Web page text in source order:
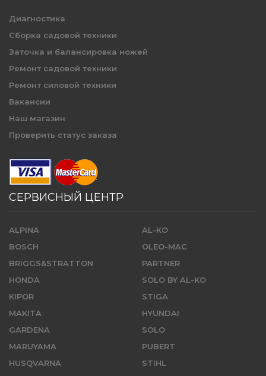
Диагностика
Сборка садовой техники
Заточка и балансировка ножей
Ремонт садовой техники
Ремонт силовой техники
Вакансии
Наш магазин
Проверить статус заказа
СЕРВИСНЫЙ ЦЕНТР
ALPINA
BOSCH
BRIGGS&STRATTON
HONDA
KIPOR
MAKITA
GARDENA
MARUYAMA
HUSQVARNA
AL-KO
OLEO-MAC
PARTNER
SOLO BY AL-KO
STIGA
HYUNDAI
SOLO
PUBERT
STIHL